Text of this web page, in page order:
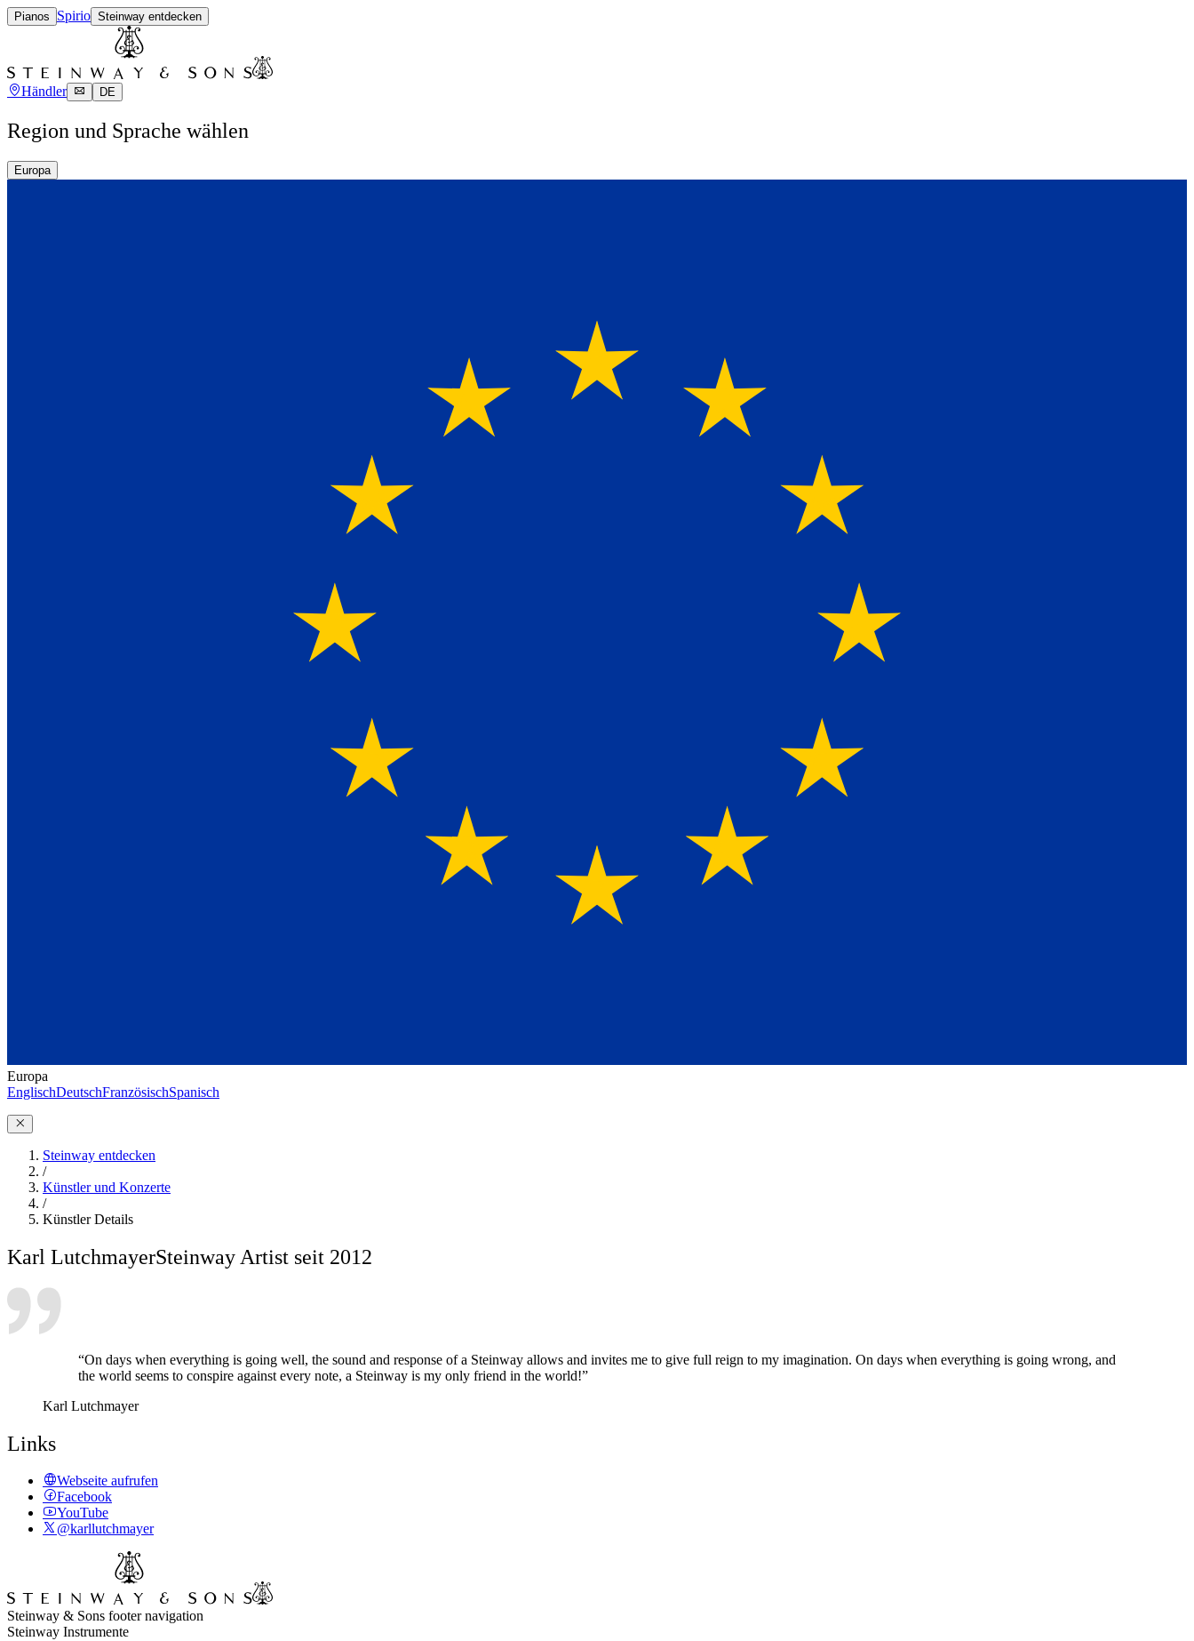
Pianos Spirio Steinway entdecken
Händler DE
Region und Sprache wählen
Europa
Europa
EnglischDeutschFranzösischSpanisch
Steinway entdecken
/
Künstler und Konzerte
/
Künstler Details
Karl LutchmayerSteinway Artist seit 2012
“On days when everything is going well, the sound and response of a Steinway allows and invites me to give full reign to my imagination. On days when everything is going wrong, and
the world seems to conspire against every note, a Steinway is my only friend in the world!”
Karl Lutchmayer
Links
Webseite aufrufen
Facebook
YouTube
@karllutchmayer
Steinway & Sons footer navigation
Steinway Instrumente